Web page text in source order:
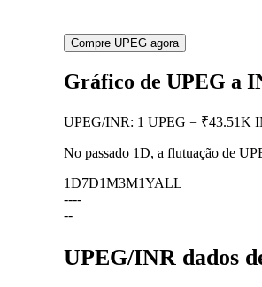
Compre UPEG agora
Gráfico de UPEG a
UPEG/INR: 1 UPEG = ₹43.51K
No passado 1D, a flutuação de
1D7D1M3M1YALL
----
--
UPEG/INR dados